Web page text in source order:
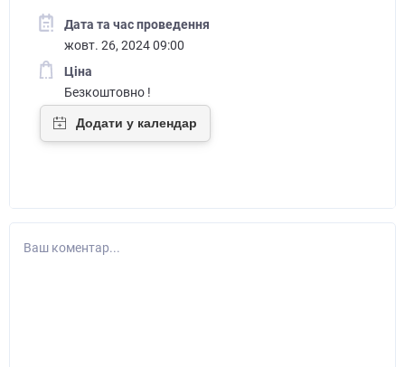
Дата та час проведення
жовт. 26, 2024 09:00
Ціна
Безкоштовно !
Ваш коментар...